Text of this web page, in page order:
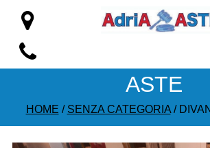
ASTE
HOME / SENZA CATEGORIA/